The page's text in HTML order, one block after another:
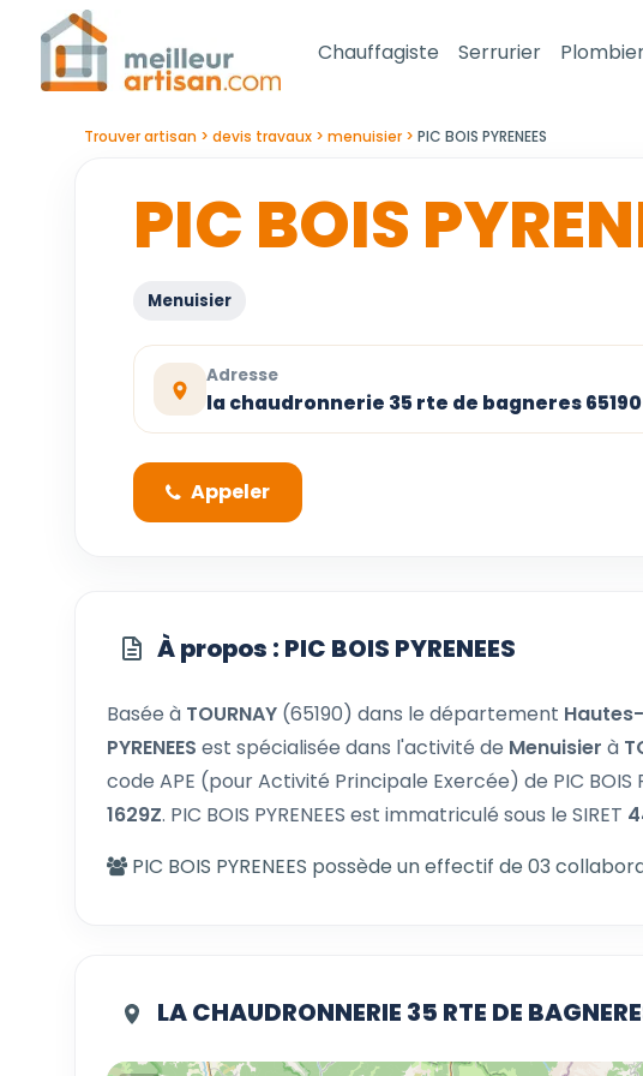
Chauffagiste Serrurier
Trouver artisan devis travaux menuisier PIC BOIS PYRENEES
PIC BOIS
Menuisier
Adresse
la chaudronnerie 35 rte de bagneres
Appeler
À propos : PIC BOIS PYRENEES
Basée à TOURNAY (65190) dans le département
PYRENEES est spécialisée dans l'activité de Menuisier à
code APE (pour Activité Principale Exercée) de PIC BOIS
1629Z. PIC BOIS PYRENEES est immatriculé sous le SIRET
PIC BOIS PYRENEES possède un effectif de 03
LA CHAUDRONNERIE 35 RTE DE